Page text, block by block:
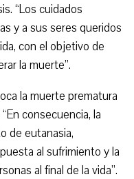
“Los cuidados
y a sus seres queridos
con el objetivo de
la muerte”.
la muerte prematura
consecuencia, la
de eutanasia,
al sufrimiento y la
al final de la vida”.